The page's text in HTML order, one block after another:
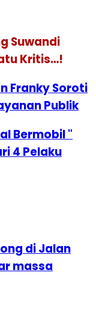
Suwandi
Kritis…!
Franky Soroti
Publik
Bermobil "
4 Pelaku
di Jalan
massa